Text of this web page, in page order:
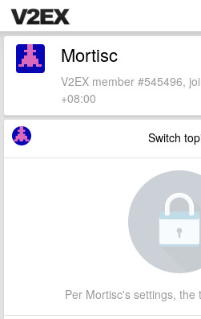
Mortisc
V2EX member #545496,
+08:00
Switch
Per Mortisc's settings, the